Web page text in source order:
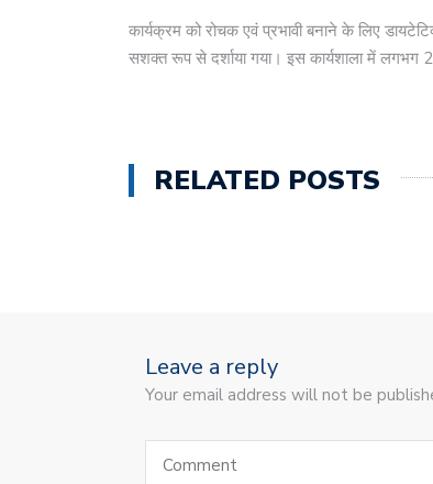
कार्यक्रम को रोचक एवं प्रभावी बनाने के लिए
सशक्त रूप से दर्शाया गया। इस कार्यशाला में लगभग
RELATED POSTS
Leave a reply
Your email address will not be